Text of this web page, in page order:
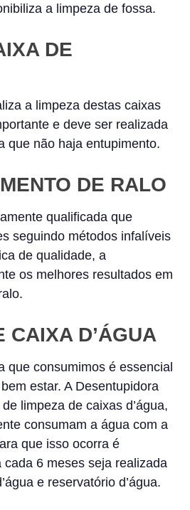
a limpeza de fossa.
DE
a limpeza destas caixas
e deve ser realizada
que não haja entupimento.
DE RALO
qualificada que
seguindo métodos infalíveis
de qualidade, a
os melhores resultados em
CAIXA D’ÁGUA
que consumimos é essencial
estar. A Desentupidora
limpeza de caixas d’água,
consumam a água com a
que isso ocorra é
cada 6 meses seja realizada
e reservatório d’água.